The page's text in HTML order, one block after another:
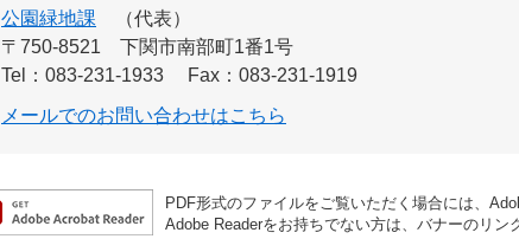
公園緑地課
代表
〒750-8521
下関市南部町1番1号
Tel：083-231-1933
Fax：083-231-1919
メールでのお問い合わせはこちら
PDF形式のファイルをご覧いただく場合には、
Adobe Readerをお持ちでない方は、バナーのリン